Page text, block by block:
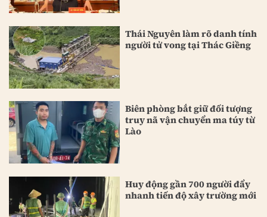
Thái Nguyên làm rõ danh tính
người tử vong tại Thác Giềng
Biên phòng bắt giữ đối tượng
truy nã vận chuyển ma túy từ
Lào
Huy động gần 700 người đẩy
nhanh tiến độ xây trường mới